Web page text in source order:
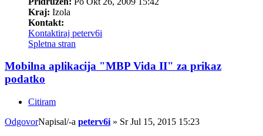
Kraj: Izola
Kontakt:
Kontaktiraj peterv6i
Spletna stran
Mobilna aplikacija "MBP Vida II" za prikaz
podatko
Citiram
OdgovorNapisal/-a peterv6i » Sr Jul 15, 2015 15:23